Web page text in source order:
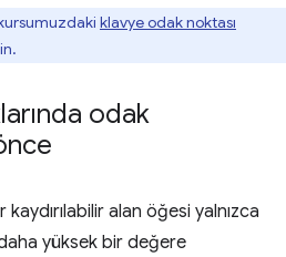
klavye odak noktası
odak
alan öğesi yalnızca
yüksek bir değere